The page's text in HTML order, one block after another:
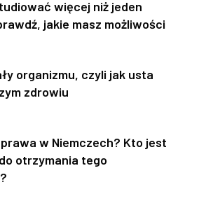
więcej niż jeden
jakie masz możliwości
organizmu, czyli jak usta
zdrowiu
w Niemczech? Kto jest
otrzymania tego